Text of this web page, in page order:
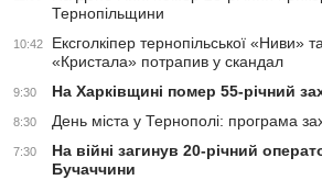
Тернопільщини
10:42
Ексголкіпер тернопільської «Ниви»
«Кристала» потрапив у скандал
9:30 На Харківщині помер 55-річний
8:30 День міста у Тернополі: програма
7:30
На війні загинув 20-річний
Бучаччини